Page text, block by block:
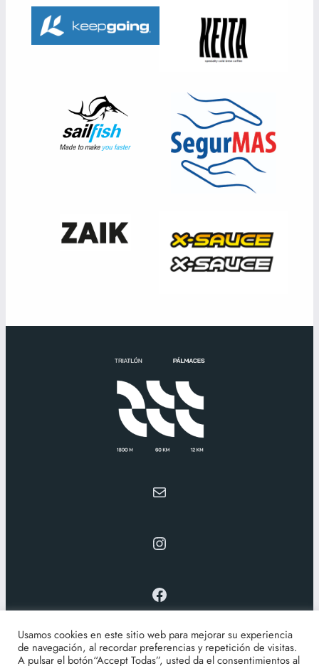
triatlonpalmaces@gmail.com
Instagram
Facebook
Información Inscripciones Clasificaciones
Travesía
Trail del Picozo FotosAcerca deContacto
Buscar
Usamos cookies en este sitio web para mejorar su experiencia
de navegación, al recordar preferencias y repetición de visitas.
A pulsar el botón“Accept Todas”, usted da el consentimientos al